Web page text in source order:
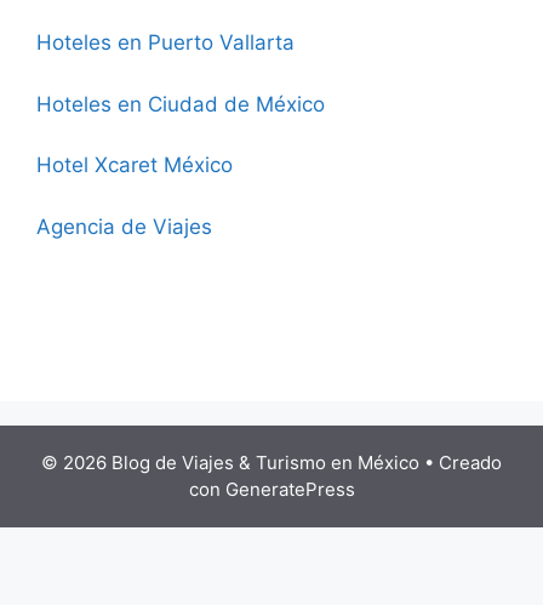
Hoteles en Puerto Vallarta
Hoteles en Ciudad de México
Hotel Xcaret México
Agencia de Viajes
© 2026 Blog de Viajes & Turismo en México • Creado
con GeneratePress